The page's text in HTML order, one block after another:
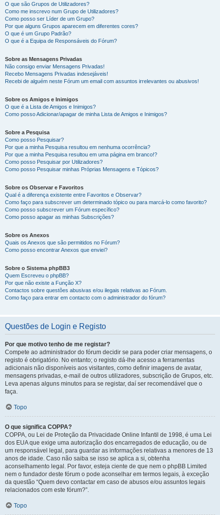
O que são Grupos de Utilizadores?
Como me inscrevo num Grupo de Utilizadores?
Como posso ser Líder de um Grupo?
Por que alguns Grupos aparecem em diferentes cores?
O que é um Grupo Padrão?
O que é a Equipa de Responsáveis do Fórum?
Sobre as Mensagens Privadas
Não consigo enviar Mensagens Privadas!
Recebo Mensagens Privadas indesejáveis!
Recebi de alguém neste Fórum um email com assuntos irrelevantes ou abusivos!
Sobre os Amigos e Inimigos
O que é a Lista de Amigos e Inimigos?
Como posso Adicionar/apagar de minha Lista de Amigos e Inimigos?
Sobre a Pesquisa
Como posso Pesquisar?
Por que a minha Pesquisa resultou em nenhuma ocorrência?
Por que a minha Pesquisa resultou em uma página em branco!?
Como posso Pesquisar por Utilizadores?
Como posso Pesquisar minhas Próprias Mensagens e Tópicos?
Sobre os Observar e Favoritos
Qual é a diferença existente entre Favoritos e Observar?
Como faço para subscrever um determinado tópico ou para marcá-lo como favorito?
Como posso subscrever um Fórum específico?
Como posso apagar as minhas Subscrições?
Sobre os Anexos
Quais os Anexos que são permitidos no Fórum?
Como posso encontrar Anexos que enviei?
Sobre o Sistema phpBB3
Quem Escreveu o phpBB?
Por que não existe a Função X?
Contactos sobre questões abusivas e/ou ilegais relativas ao Fórum.
Como faço para entrar em contacto com o administrador do fórum?
Questões de Login e Registo
Por que motivo tenho de me registar?
Compete ao administrador do fórum decidir se para poder criar mensagens, o
registo é obrigatório. No entanto; o registo dá-lhe acesso a ferramentas
adicionais não disponíveis aos visitantes, como definir imagens de avatar,
mensagens privadas, e-mail de outros utilizadores, subscrição de Grupos, etc.
Leva apenas alguns minutos para se registar, daí ser recomendável que o
faça.
Topo
O que significa COPPA?
COPPA, ou Lei de Proteção da Privacidade Online Infantil de 1998, é uma Lei
dos EUA que exige uma autorização dos encarregados de educação, ou de
um responsável legal, para guardar as informações relativas a menores de 13
anos de idade. Caso não saiba se isso se aplica a si, obtenha
aconselhamento legal. Por favor, esteja ciente de que nem o phpBB Limited
nem o fundador deste fórum o pode aconselhar em termos legais, à exceção
da questão “Quem devo contactar em caso de abusos e/ou assuntos legais
relacionados com este fórum?”.
Topo